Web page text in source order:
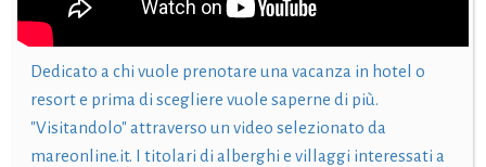
Dedicato a chi vuole prenotare una vacanza in hotel o
resort e prima di scegliere vuole saperne di più.
"Visitandolo" attraverso un video selezionato da
mareonline.it. I titolari di alberghi e villaggi interessati a